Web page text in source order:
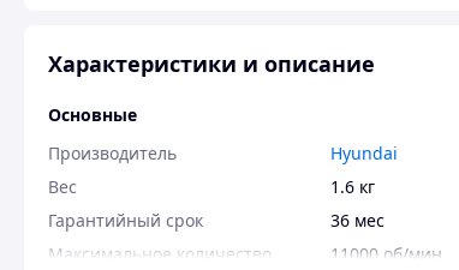
Характеристики и описание
Основные
Производитель
Hyundai
Вес
1.6 кг
Гарантийный срок
36 мес
Максимальное количество
11000 об/мин